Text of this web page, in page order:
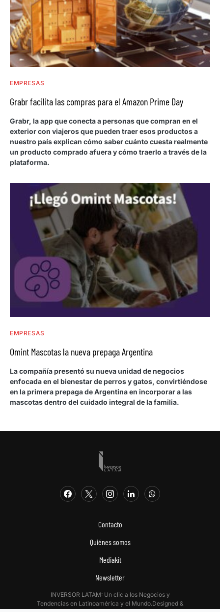
EMPRESAS
Grabr facilita las compras para el Amazon Prime Day
Grabr, la app que conecta a personas que compran en el
exterior con viajeros que pueden traer esos productos a
nuestro país explican cómo saber cuánto cuesta realmente
un producto comprado afuera y cómo traerlo a través de la
plataforma.
EMPRESAS
Omint Mascotas la nueva prepaga Argentina
La compañía presentó su nueva unidad de negocios
enfocada en el bienestar de perros y gatos, convirtiéndose
en la primera prepaga de Argentina en incorporar a las
mascotas dentro del cuidado integral de la familia.
Contacto
Quiénes somos
Mediakit
Newsletter
INVERSOR LATAM: Un clic a los Negocios y
Tendencias en Latinoamérica y el Mundo.Designed &